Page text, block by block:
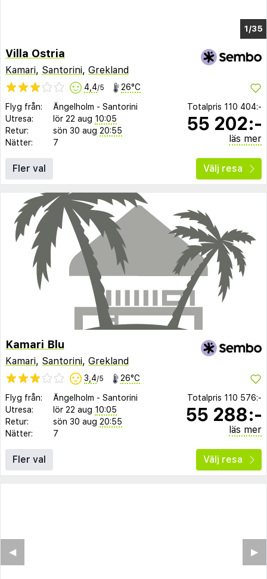
1/31
Villa Ostria
Kamari, Santorini, Grekland
4,4/5 26°C
Flyg från: Ängelholm - Santorini
Utresa:
lör 22 aug 10:05
Retur:
sön 30 aug 20:55
Nätter:
7
Totalpris 110 404:-
55 202:-
läs mer
Fler val Välj resa
Kamari Blu
Kamari, Santorini, Grekland
3,4/5 26°C
Flyg från: Ängelholm - Santorini
Utresa:
lör 22 aug 10:05
Retur:
sön 30 aug 20:55
Nätter:
7
Totalpris 110 576:-
55 288:-
läs mer
Fler val Välj resa
▶︎
◀︎